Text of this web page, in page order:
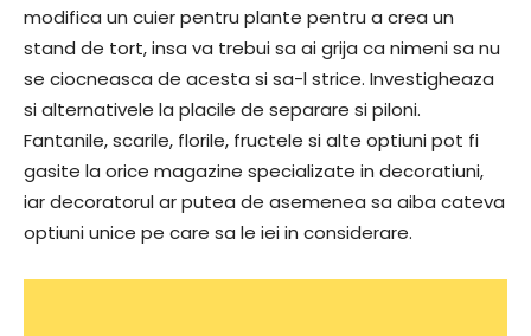
modifica un cuier pentru plante pentru a crea un
stand de tort, insa va trebui sa ai grija ca nimeni sa nu
se ciocneasca de acesta si sa-l strice. Investigheaza
si alternativele la placile de separare si piloni.
Fantanile, scarile, florile, fructele si alte optiuni pot fi
gasite la orice magazine specializate in decoratiuni,
iar decoratorul ar putea de asemenea sa aiba cateva
optiuni unice pe care sa le iei in considerare.